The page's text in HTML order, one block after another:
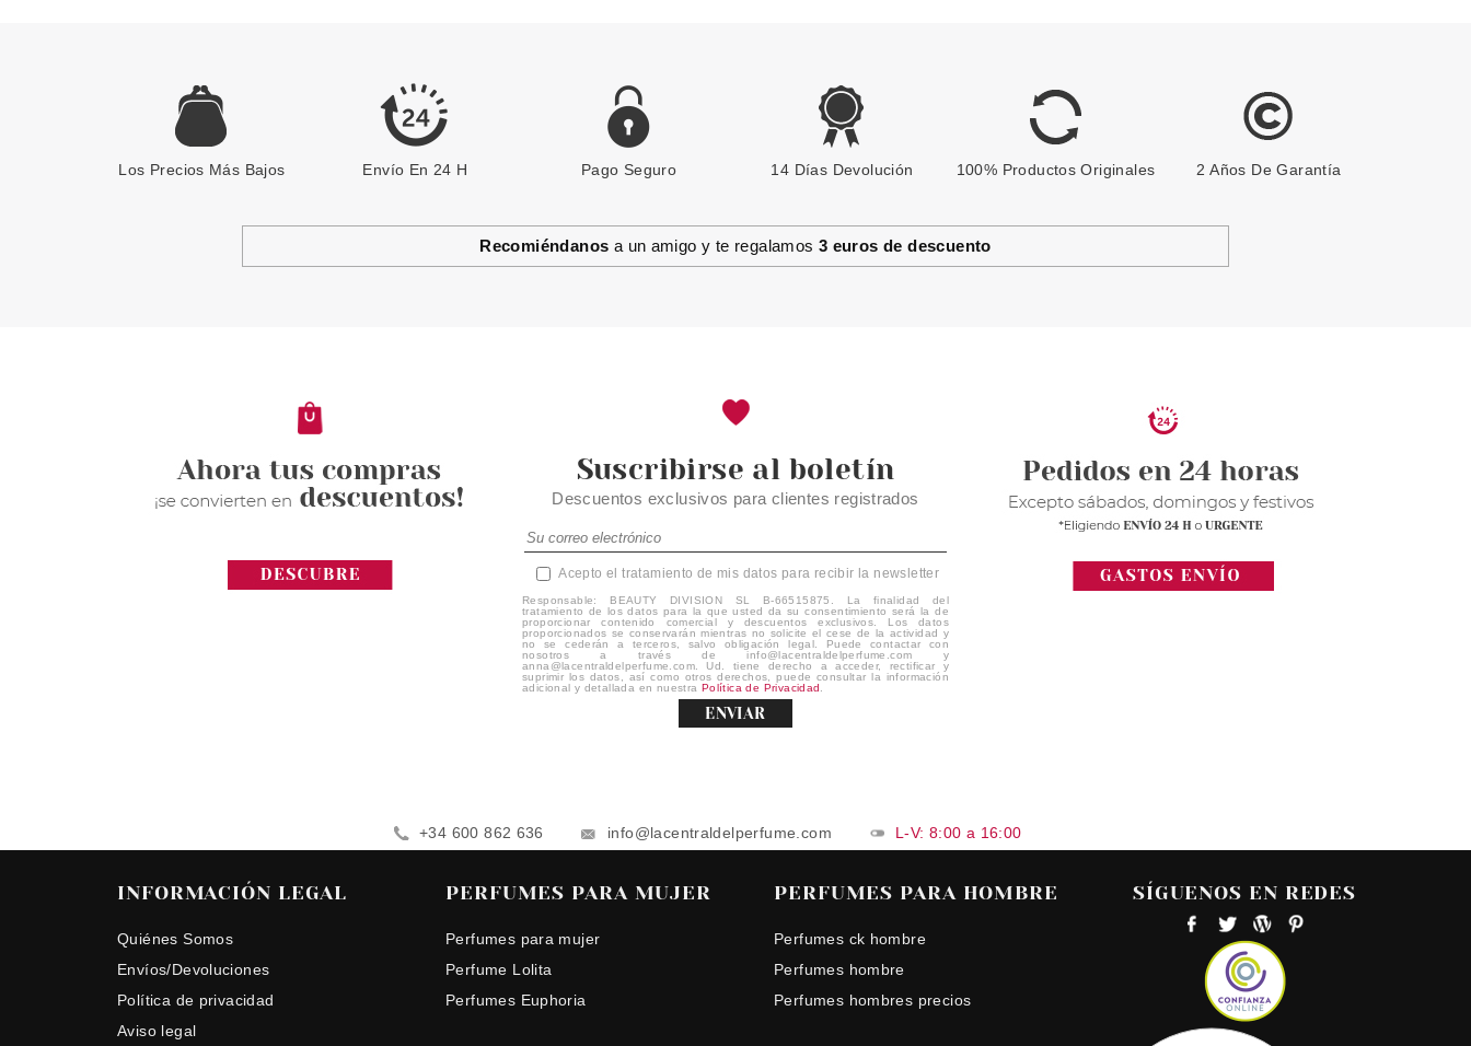
REGALO
desde
Los Precios Más Bajos Envío En 24 H Pago Seguro 14 Días Devolución 100% Productos Originales 2 Años De Garantía
Recomiéndanos a un amigo y te regalamos 3 euros de descuento
Suscribirse al boletín
Descuentos exclusivos para clientes registrados
Acepto el tratamiento de mis datos para recibir la newsletter
Responsable: BEAUTY DIVISION SL B-66515875. La finalidad del
tratamiento de los datos para la que usted da su consentimiento será la de
proporcionar contenido comercial y descuentos exclusivos. Los datos
proporcionados se conservarán mientras no solicite el cese de la actividad y
no se cederán a terceros, salvo obligación legal. Puede contactar con
nosotros a través de info@lacentraldelperfume.com y
anna@lacentraldelperfume.com. Ud. tiene derecho a acceder, rectificar y
suprimir los datos, así como otros derechos, puede consultar la información
adicional y detallada en nuestra Política de Privacidad
ENVIAR
+34 600 862 636 info@lacentraldelperfume.com L-V: 8:00 a 16:00
INFORMACIÓN LEGAL
Quiénes Somos
Envíos/Devoluciones
Política de privacidad
Aviso legal
PERFUMES PARA MUJER
Perfumes para mujer
Perfume Lolita
Perfumes Euphoria
PERFUMES PARA HOMBRE
Perfumes ck hombre
Perfumes hombre
Perfumes hombres precios
SÍGUENOS EN REDES